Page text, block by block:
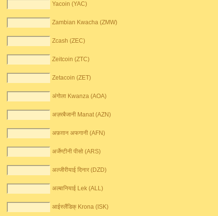
Yacoin (YAC)
Zambian Kwacha (ZMW)
Zcash (ZEC)
Zeitcoin (ZTC)
Zetacoin (ZET)
अंगोला Kwanza (AOA)
अज़रबैजानी Manat (AZN)
अफ़ग़ान अफगानी (AFN)
अर्जेण्टीनी पीसो (ARS)
अल्जीरीयाई दिनार (DZD)
अल्बानियाई Lek (ALL)
आईस्लैंडिक् Krona (ISK)